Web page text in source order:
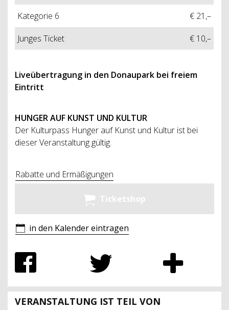
Kategorie 6
€ 21,–
Junges Ticket
€ 10,–
Liveübertragung in den Donaupark bei freiem
Eintritt
HUNGER AUF KUNST UND KULTUR
Der Kulturpass Hunger auf Kunst und Kultur ist bei
dieser Veranstaltung gültig.
Rabatte und Ermäßigungen
Ticketshop
in den Kalender eintragen
VERANSTALTUNG IST TEIL VON